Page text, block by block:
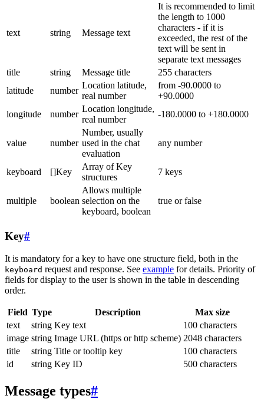
text string Message text
It is recommended to limit
the length to 1000
characters - if it is
exceeded, the rest of the
text will be sent in
separate text messages
title
string Message title
255 characters
latitude
number
Location latitude,
real number
from -90.0000 to
+90.0000
longitude
number
Location longitude,
real number
-180.0000 to +180.0000
value number
Number, usually
used in the chat
evaluation
any number
keyboard []Key
Array of Key
structures
7 keys
multiple boolean
Allows multiple
selection on the
keyboard, boolean
true or false
Key#
It is mandatory for a key to have one structure field, both in the
keyboard request and response. See example for details. Priority of
fields for display to the user is shown in the table in descending
order.
Field Type Description
Max size
text
string Key text
100 characters
image string Image URL (https or http scheme) 2048 characters
title
string Title or tooltip key
100 characters
id
string Key ID 500 characters
Message types#